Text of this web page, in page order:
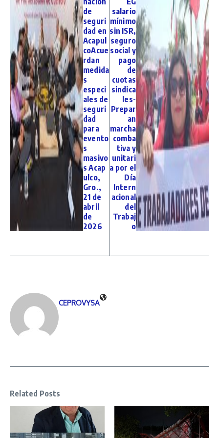
de
seguri
dad en
Acapul
coAcue
rdan
medida
s
especi
ales de
seguri
dad
para
evento
s
masivo
s Acap
ulco,
Gro.,
21 de
abril
de
2026
salario
mínimo
sin ISR,
seguro
social y
pago
de
cuotas
sindica
les-
Prepar
an
marcha
comba
tiva y
unitari
a por el
Día
Intern
acional
del
Trabaj
o
CEPROVYSA
Related Posts